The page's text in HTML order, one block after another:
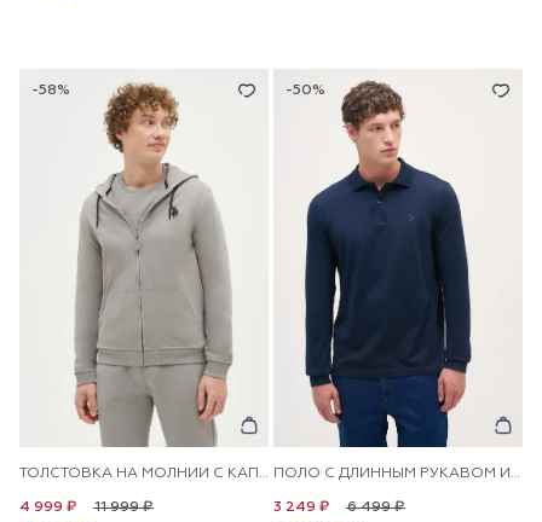
-58%
ТОЛСТОВКА НА МОЛНИИ С КАПЮШОНОМ
11 999 ₽
4 999 ₽
-50%
ПОЛО С ДЛИННЫМ РУКАВОМ ИЗ ХЛОПКА
6 499 ₽
3 249 ₽